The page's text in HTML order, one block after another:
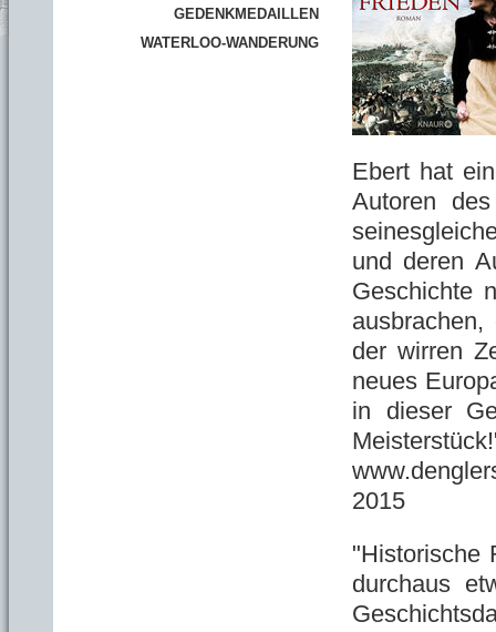
GEDENKMEDAILLEN
WATERLOO-WANDERUNG
Ebert hat
Autoren
und deren
Geschichte
der wirren
neues
in dieser
2015
"Historische
durchaus